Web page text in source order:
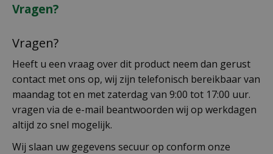
Vragen?
Vragen?
Heeft u een vraag over dit product neem dan gerust
contact met ons op, wij zijn telefonisch bereikbaar van
maandag tot en met zaterdag van 9:00 tot 17:00 uur.
vragen via de e-mail beantwoorden wij op werkdagen
altijd zo snel mogelijk.
Wij slaan uw gegevens secuur op conform onze